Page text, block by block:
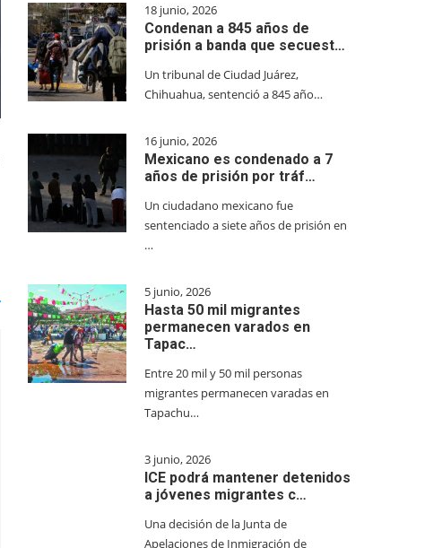
18 junio, 2026
Condenan a 845 años de
prisión a banda que secuest…
Un tribunal de Ciudad Juárez,
Chihuahua, sentenció a 845 año…
16 junio, 2026
Mexicano es condenado a 7
años de prisión por tráf…
Un ciudadano mexicano fue
sentenciado a siete años de prisión en
…
5 junio, 2026
Hasta 50 mil migrantes
permanecen varados en
Tapac…
Entre 20 mil y 50 mil personas
migrantes permanecen varadas en
Tapachu…
3 junio, 2026
ICE podrá mantener detenidos
a jóvenes migrantes c…
Una decisión de la Junta de
Apelaciones de Inmigración de